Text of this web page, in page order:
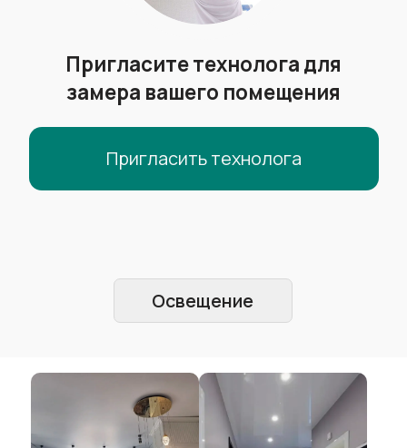
Экологически чистое полотно
+
Менее горючие
Обычная гарантия+гарантия МЧС
Производитель: Германия
Можно ставить в организациях
Толщина полотна:
0.35-0.39 мм
Производитель:
Толщина полотна: 0.19-0.23 мм
Ширина полотна:
до 5 м